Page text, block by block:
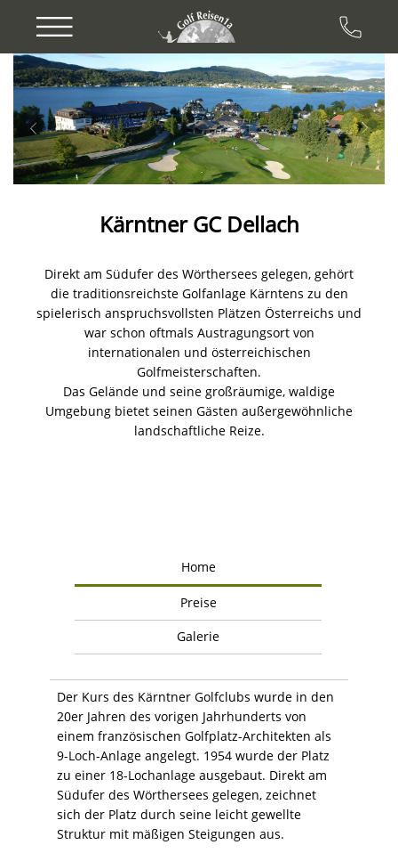
Previous Next
Kärntner GC Dellach
Direkt am Südufer des Wörthersees gelegen, gehört
die traditionsreichste Golfanlage Kärntens zu den
spielerisch anspruchsvollsten Plätzen Österreichs und
war schon oftmals Austragungsort von
internationalen und österreichischen
Golfmeisterschaften.
Das Gelände und seine großräumige, waldige
Umgebung bietet seinen Gästen außergewöhnliche
landschaftliche Reize.
Home
Preise
Galerie
Der Kurs des Kärntner Golfclubs wurde in den
20er Jahren des vorigen Jahrhunderts von
einem französischen Golfplatz-Architekten als
9-Loch-Anlage angelegt. 1954 wurde der Platz
zu einer 18-Lochanlage ausgebaut. Direkt am
Südufer des Wörthersees gelegen, zeichnet
sich der Platz durch seine leicht gewellte
Struktur mit mäßigen Steigungen aus.